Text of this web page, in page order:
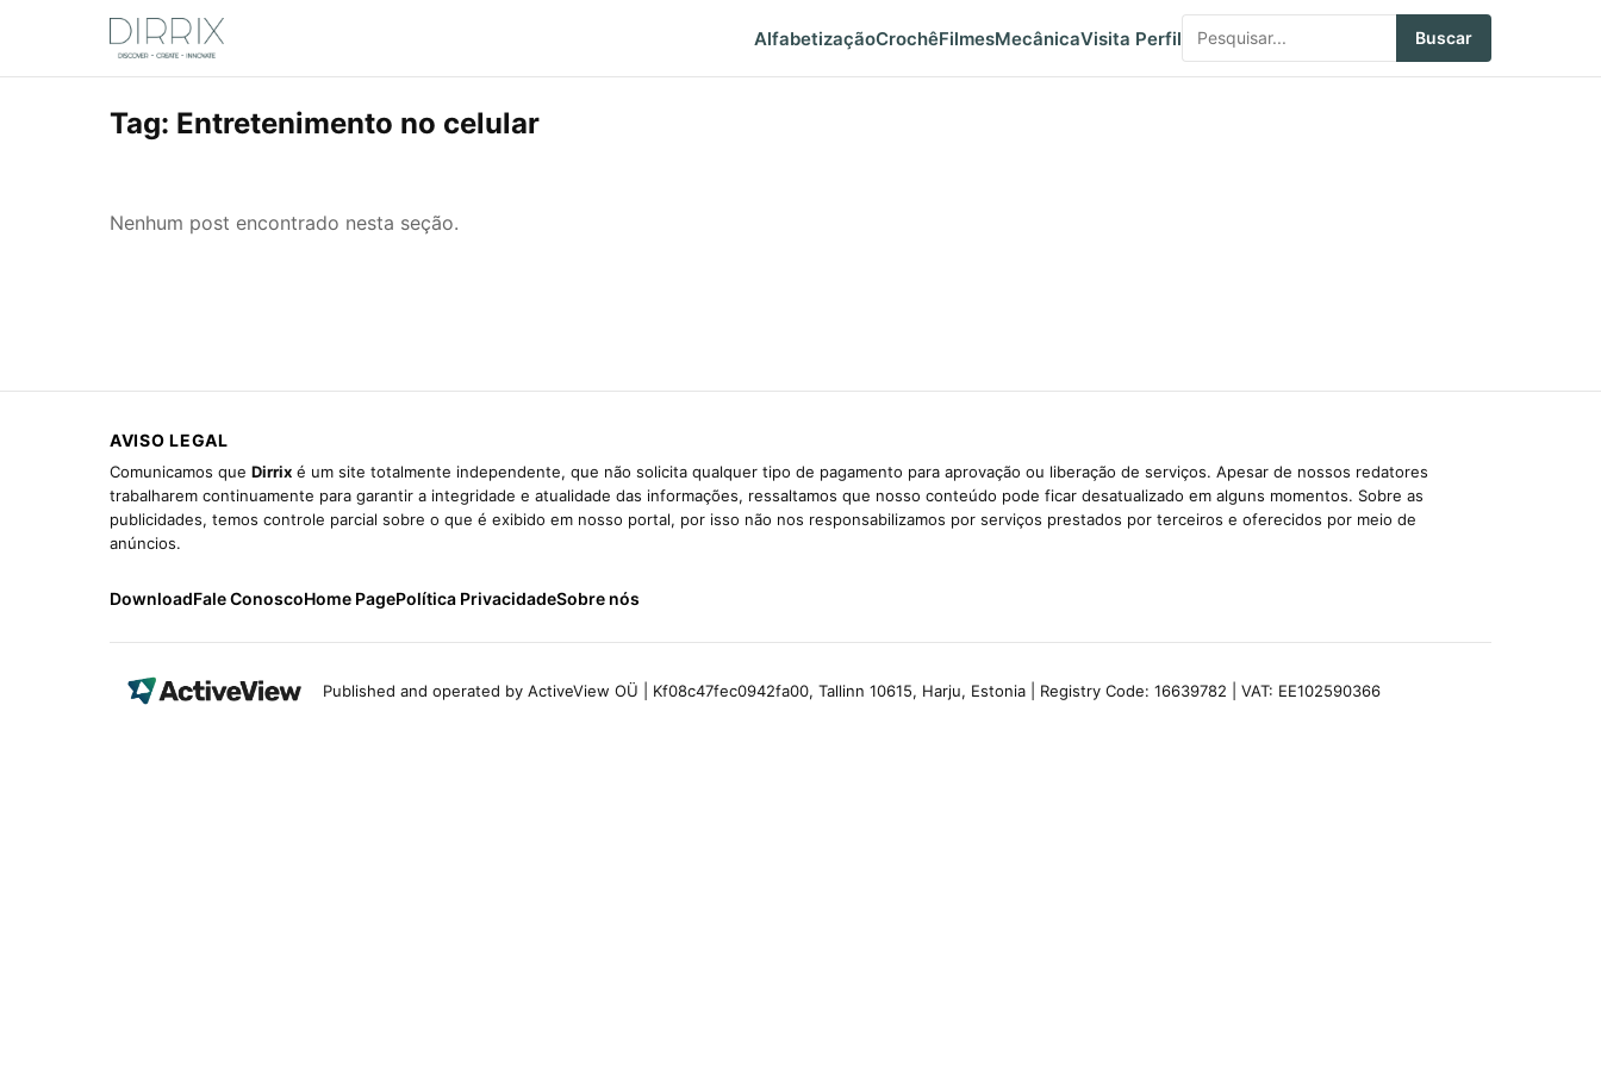
AlfabetizaçãoCrochêFilmesMecânicaVisita Perfil Buscar
Tag: Entretenimento no celular
Nenhum post encontrado nesta seção.
AVISO LEGAL
Comunicamos que Dirrix é um site totalmente independente, que não solicita qualquer tipo de pagamento para aprovação ou liberação de serviços. Apesar de nossos redatores
trabalharem continuamente para garantir a integridade e atualidade das informações, ressaltamos que nosso conteúdo pode ficar desatualizado em alguns momentos. Sobre as
publicidades, temos controle parcial sobre o que é exibido em nosso portal, por isso não nos responsabilizamos por serviços prestados por terceiros e oferecidos por meio de
anúncios.
DownloadFale ConoscoHome PagePolítica PrivacidadeSobre nós
Published and operated by ActiveView OÜ | Kf08c47fec0942fa00, Tallinn 10615, Harju, Estonia | Registry Code: 16639782 | VAT: EE102590366